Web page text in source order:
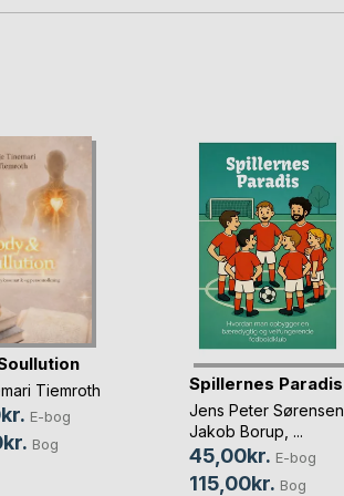
Tiemroth
E-bog
Bog
Spillernes Paradis
Jens Peter Sørensen
Jakob Borup , ...
45,00kr. E-bog
115,00kr. Bog